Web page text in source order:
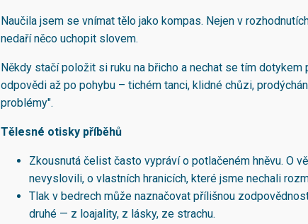
Naučila jsem se vnímat tělo jako kompas. Nejen v
nedaří něco uchopit slovem.
Někdy stačí položit si ruku na břicho a nechat se tím
odpovědi až po pohybu – tichém tanci, klidné chůzi,
problémy".
Tělesné otisky příběhů
Zkousnutá čelist často vypráví o potlačeném hněvu. O
nevyslovili, o vlastních hranicích, které jsme nechali
Tlak v bedrech může naznačovat přílišnou
druhé — z loajality, z lásky, ze strachu.